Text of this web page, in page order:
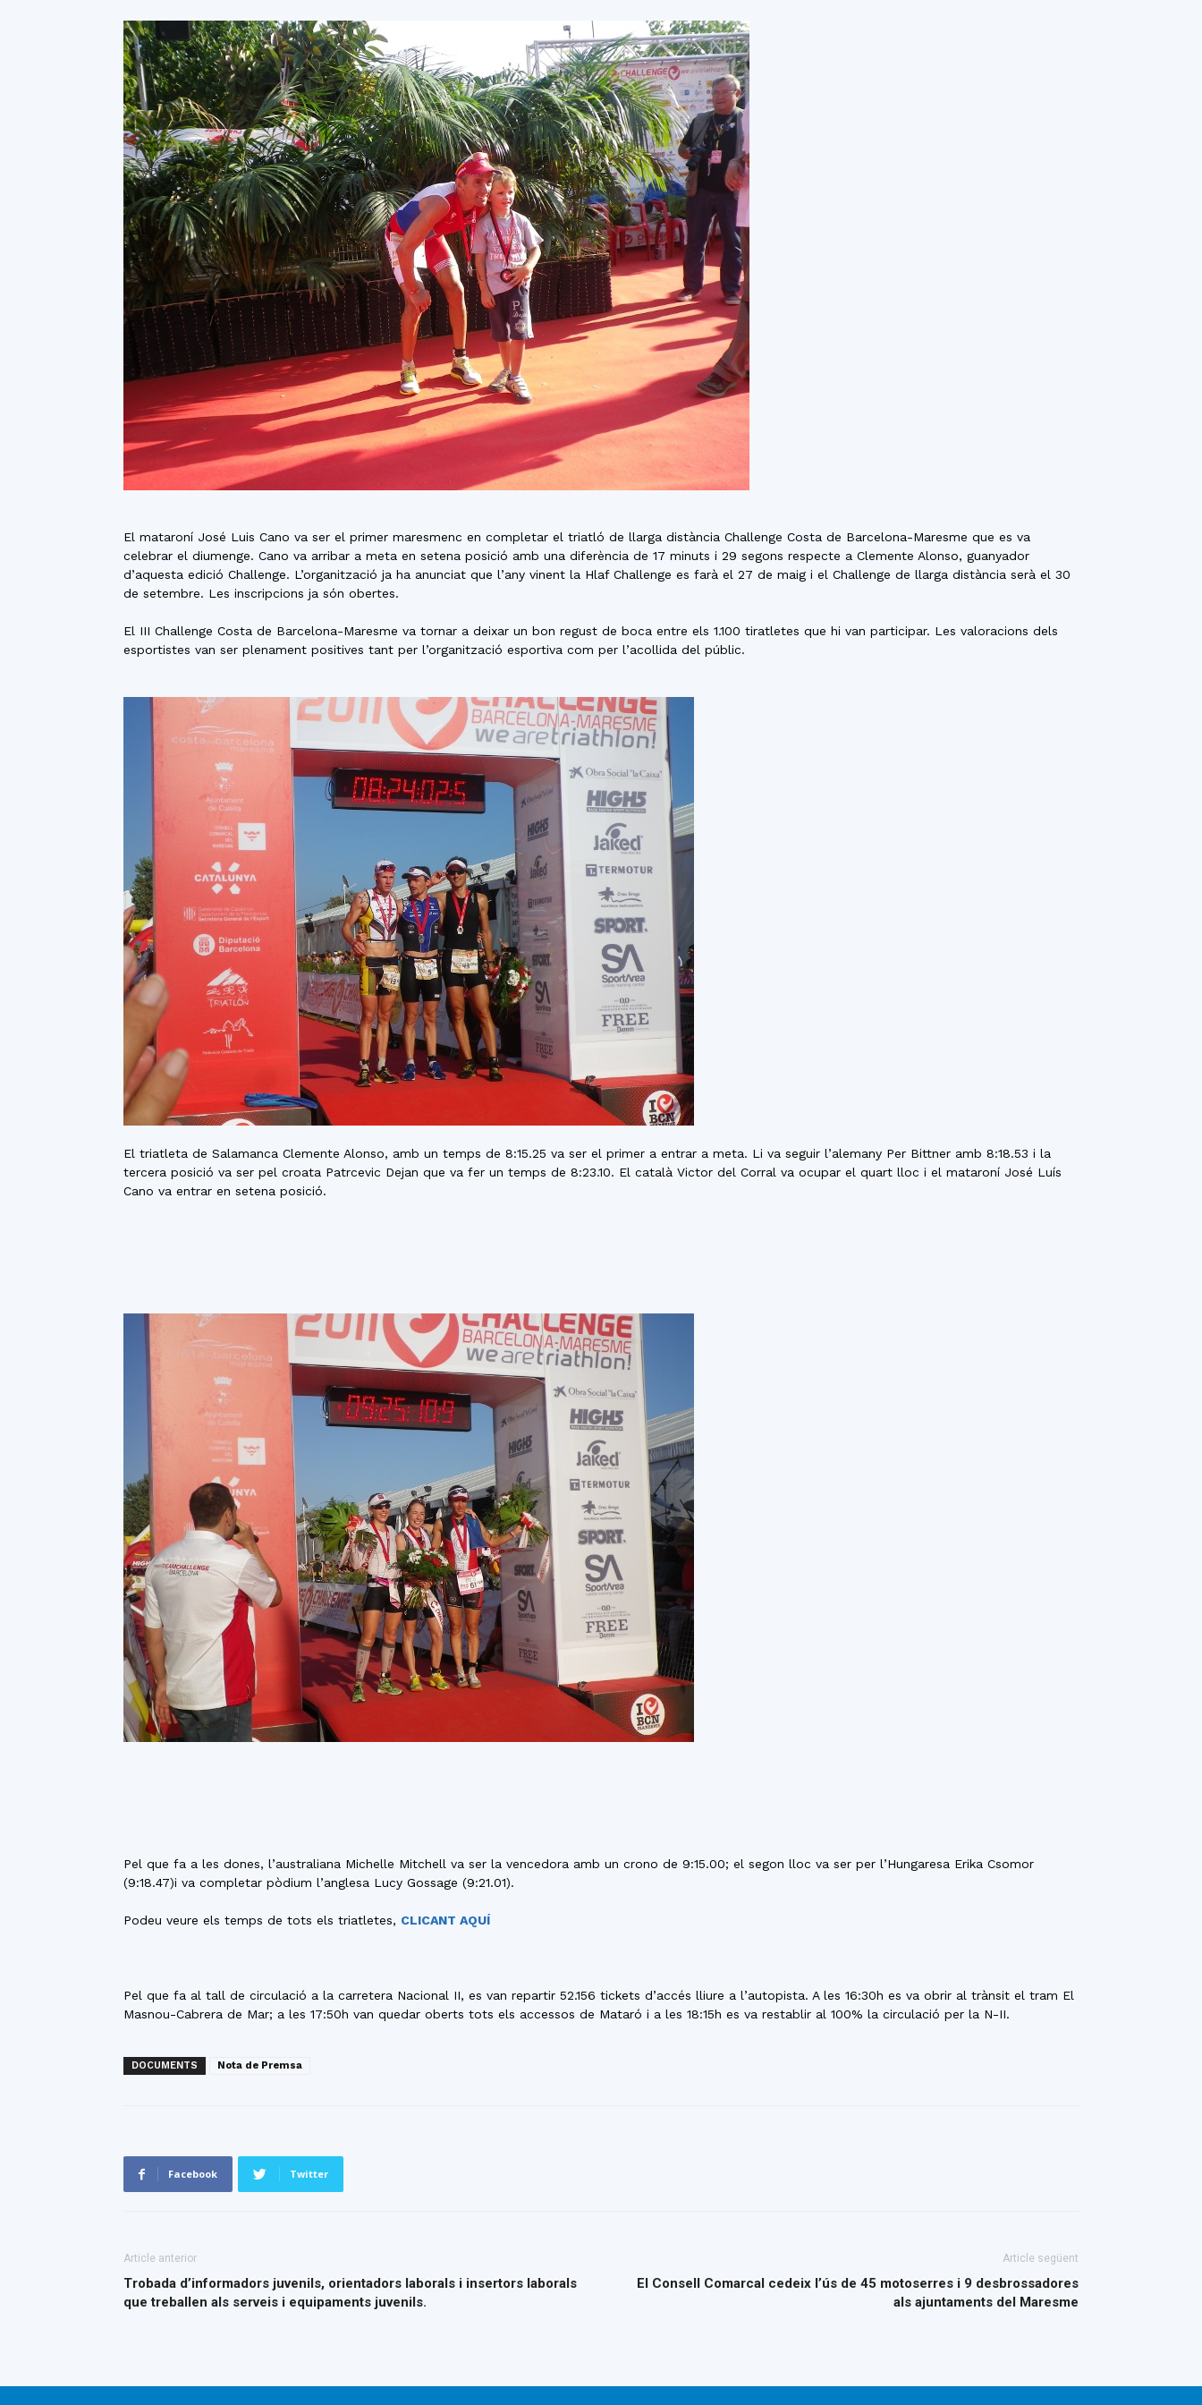
Maresme
El mataroní José Luis Cano va ser el primer maresmenc en completar el triatló de llarga distància Challenge Costa de Barcelona-Maresme que es va
celebrar el diumenge. Cano va arribar a meta en setena posició amb una diferència de 17 minuts i 29 segons respecte a Clemente Alonso, guanyador
d’aquesta edició Challenge. L’organització ja ha anunciat que l’any vinent la Hlaf Challenge es farà el 27 de maig i el Challenge de llarga distància serà el 30
de setembre. Les inscripcions ja són obertes.
El III Challenge Costa de Barcelona-Maresme va tornar a deixar un bon regust de boca entre els 1.100 tiratletes que hi van participar. Les valoracions dels
esportistes van ser plenament positives tant per l’organització esportiva com per l’acollida del públic.
El triatleta de Salamanca Clemente Alonso, amb un temps de 8:15.25 va ser el primer a entrar a meta. Li va seguir l’alemany Per Bittner amb 8:18.53 i la
tercera posició va ser pel croata Patrcevic Dejan que va fer un temps de 8:23.10. El català Victor del Corral va ocupar el quart lloc i el mataroní José Luís
Cano va entrar en setena posició.
Pel que fa a les dones, l’australiana Michelle Mitchell va ser la vencedora amb un crono de 9:15.00; el segon lloc va ser per l’Hungaresa Erika Csomor
(9:18.47)i va completar pòdium l’anglesa Lucy Gossage (9:21.01).
Podeu veure els temps de tots els triatletes, CLICANT AQUÍ
Pel que fa al tall de circulació a la carretera Nacional II, es van repartir 52.156 tickets d’accés lliure a l’autopista. A les 16:30h es va obrir al trànsit el tram El
Masnou-Cabrera de Mar; a les 17:50h van quedar oberts tots els accessos de Mataró i a les 18:15h es va restablir al 100% la circulació per la N-II.
DOCUMENTS Nota de Premsa
Facebook Twitter
Article anterior
Trobada d’informadors juvenils, orientadors laborals i insertors laborals
que treballen als serveis i equipaments juvenils.
Article següent
El Consell Comarcal cedeix l’ús de 45 motoserres i 9 desbrossadores
als ajuntaments del Maresme